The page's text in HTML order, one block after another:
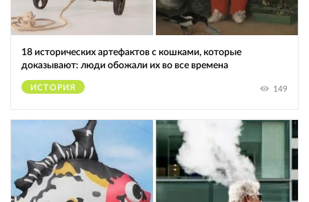
18 исторических артефактов с кошками, которые
доказывают: люди обожали их во все времена
ИСТОРИЯ 149